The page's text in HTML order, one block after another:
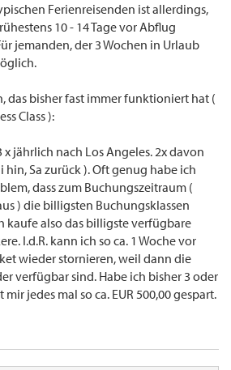
Ferienreisenden ist allerdings,
10 - 14 Tage vor Abflug
jemanden, der 3 Wochen in Urlaub
das bisher fast immer funktioniert hat (
Class ):
jährlich nach Los Angeles. 2x davon
hin, Sa zurück ). Oft genug habe ich
dass zum Buchungszeitraum (
) die billigsten Buchungsklassen
kaufe also das billigste verfügbare
I.d.R. kann ich so ca. 1 Woche vor
wieder stornieren, weil dann die
verfügbar sind. Habe ich bisher 3 oder
jedes mal so ca. EUR 500,00 gespart.